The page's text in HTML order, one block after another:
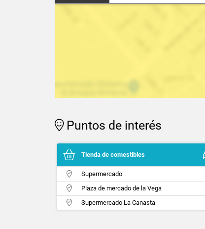
Puntos de interés
Tienda de comestibles
Supermercado
Plaza de mercado de la Vega
Supermercado La Canasta